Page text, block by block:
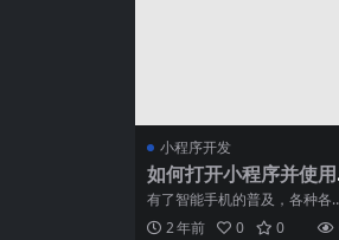
小程序开发
如何打开小程序并使用
小程序功能
有了智能手机的普及，各种各
的应用程序（APP）也层出不
穷，其中非常火热的就要数
2 年前 0 0